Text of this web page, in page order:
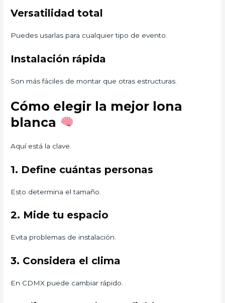
Versatilidad total
Puedes usarlas para cualquier tipo de evento.
Instalación rápida
Son más fáciles de montar que otras estructuras.
Cómo elegir la mejor lona
blanca
Aquí está la clave.
1. Define cuántas personas
Esto determina el tamaño.
2. Mide tu espacio
Evita problemas de instalación.
3. Considera el clima
En CDMX puede cambiar rápido.